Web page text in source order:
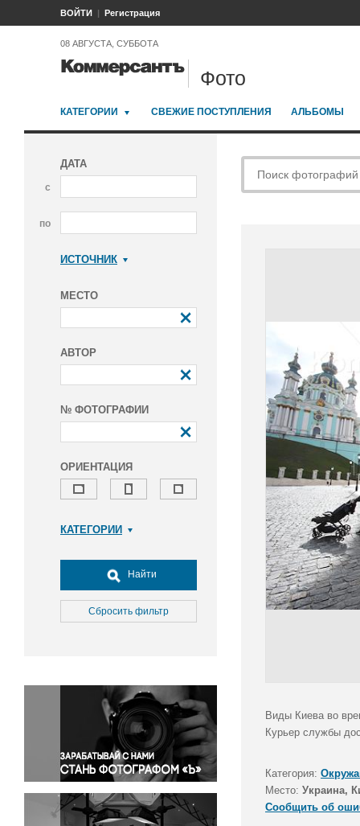
ВОЙТИ Регистрация
08 АВГУСТА, СУББОТА
Фото
КАТЕГОРИИ СВЕЖИЕ ПОСТУПЛЕНИЯ АЛЬБОМЫ
ДАТА
с
по
ИСТОЧНИК
МЕСТО
АВТОР
№ ФОТОГРАФИИ
ОРИЕНТАЦИЯ
КАТЕГОРИИ
Досуг, туризм и отдых
Культура
Медицина
Окружающая среда
Политика
Правосудие
Происшествия и конфликты
Религия
Светская жизнь
Спорт
Найти
Сбросить фильтр
Виды Киева во
Курьер службы
Категория:
Место: Украина,
Сообщить об